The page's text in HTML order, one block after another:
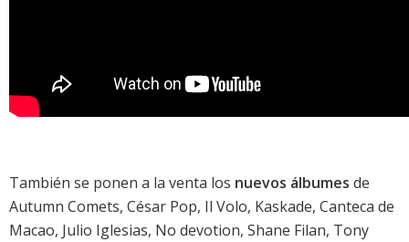
También se ponen a la venta los nuevos álbumes de
Autumn Comets, César Pop, Il Volo, Kaskade, Canteca de
Macao, Julio Iglesias, No devotion, Shane Filan, Tony